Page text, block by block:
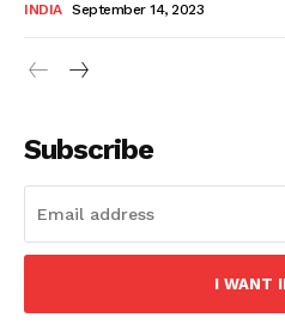
INDIA September 14, 2023
Subscribe
I WANT